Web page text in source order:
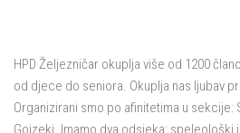
HPD Željezničar okuplja više od 1200
od djece do seniora. Okuplja nas ljubav
Organizirani smo po afinitetima u sekcije: